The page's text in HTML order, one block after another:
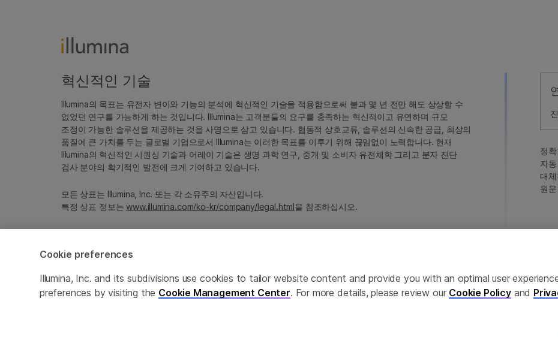
정
자
대
원
혁신적인 기술
Illumina의 목표는 유전자 변이와 기능의 분석에 혁신적인 기술을 적용함으로써 불과 몇 년 전만 해도 상상할 수
없었던 연구를 가능하게 하는 것입니다. Illumina는 고객분들의 요구를 충족하는 혁신적이고 유연하며 규모
조정이 가능한 솔루션을 제공하는 것을 사명으로 삼고 있습니다. 협동적 상호교류, 솔루션의 신속한 공급, 최상의
품질에 큰 가치를 두는 글로벌 기업으로서 Illumina는 이러한 목표를 이루기 위해 끊임없이 노력합니다. 현재
Illumina의 혁신적인 시퀀싱 기술과 어레이 기술은 생명 과학 연구, 중개 및 소비자 유전체학 그리고 분자 진단
검사 분야의 획기적인 발전에 크게 기여하고 있습니다.
모든 상표는 Illumina, Inc. 또는 각 소유주의 자산입니다.
특정 상표 정보는www.illumina.com/ko-kr/company/legal.html을 참조하십시오.
Cookie preferences
Illumina, Inc. and its subdivisions use cookies to tailor website content and provide you with an optimal user
preferences by visiting the Cookie Management Center. For more details, please review our Cookie Policyand